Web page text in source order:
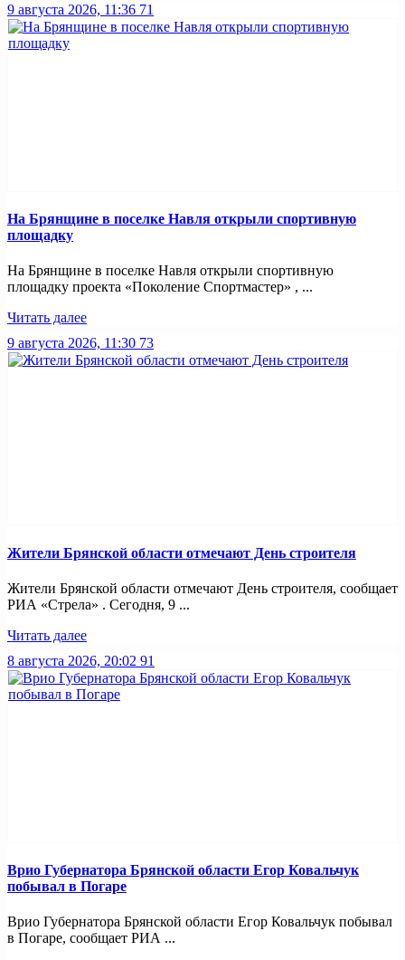
9 августа 2026, 11:36 71
На Брянщине в поселке Навля открыли спортивную
площадку
На Брянщине в поселке Навля открыли спортивную
площадку проекта «Поколение Спортмастер» , ...
Читать далее
9 августа 2026, 11:30 73
Жители Брянской области отмечают День строителя
Жители Брянской области отмечают День строителя, сообщает
РИА «Стрела» . Сегодня, 9 ...
Читать далее
8 августа 2026, 20:02 91
Врио Губернатора Брянской области Егор Ковальчук
побывал в Погаре
Врио Губернатора Брянской области Егор Ковальчук побывал
в Погаре, сообщает РИА ...